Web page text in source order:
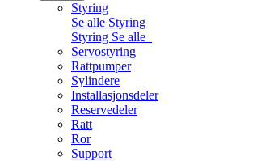
Styring
Se alle Styring
Styring Se alle
Servostyring
Rattpumper
Sylindere
Installasjonsdeler
Reservedeler
Ratt
Ror
Support